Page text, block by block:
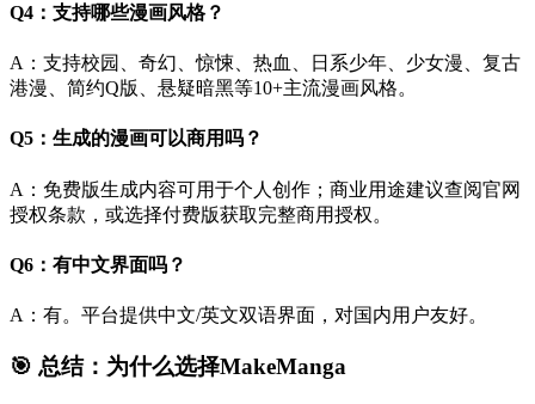
Q4：支持哪些漫画风格？
A：支持校园、奇幻、惊悚、热血、日系少年、少女漫、复古
港漫、简约Q版、悬疑暗黑等10+主流漫画风格。
Q5：生成的漫画可以商用吗？
A：免费版生成内容可用于个人创作；商业用途建议查阅官网
授权条款，或选择付费版获取完整商用授权。
Q6：有中文界面吗？
A：有。平台提供中文/英文双语界面，对国内用户友好。
🎯 总结：为什么选择MakeManga